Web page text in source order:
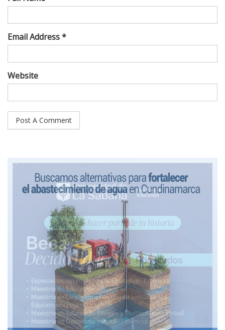
Email Address *
Website